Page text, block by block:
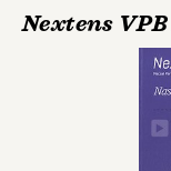
Nextens